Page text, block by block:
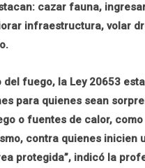
cazar fauna,
infraestructura, volar
del fuego, la Ley 20653
para quienes sean
o fuentes de calor,
contra quienes inicien
protegida”, indicó la